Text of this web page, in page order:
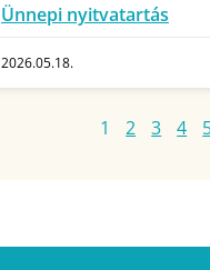
Ünnepi nyitvatartás
2026.05.18.
1 2 3 4